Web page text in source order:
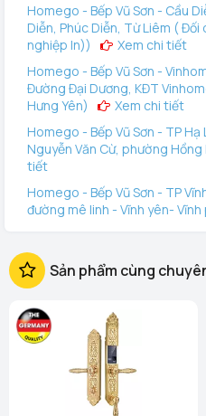
Homego - Bếp Vũ Sơn - Cầu
Diễn, Phúc Diễn, Từ Liêm (
nghiệp In))
Xem chi tiết
Homego - Bếp Vũ Sơn -
Đường Đại Dương, KĐT
Hưng Yên)
Xem chi tiết
Homego - Bếp Vũ Sơn - TP Hạ
Nguyễn Văn Cừ, phường Hồng
tiết
Homego - Bếp Vũ Sơn - TP
đường mê linh - Vĩnh yên- Vĩnh
- Vinhomes Ocean Park 3, Văn
chi tiết
Hiệu, Q Lê Chân. TP Hải Phòng)
Homego - Bếp Vũ Sơn - Lê
Ngô Quyền, Lê Thanh Nghị,
Homego - Ngô Quyền - TP
Thanh Trung, Hải Dương)
Sản phẩm cùng